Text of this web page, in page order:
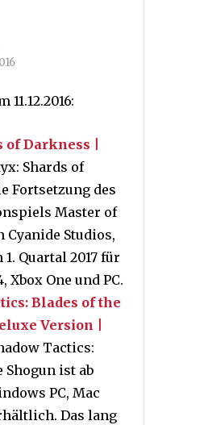
of Darkness
Shards of
Fortsetzung des
Master of
Cyanide Studios,
Quartal 2017 für
Xbox One und PC.
Blades of the
Version
Tactics:
Shogun ist ab
PC, Mac
Das lang